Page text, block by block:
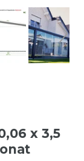
x 3,5